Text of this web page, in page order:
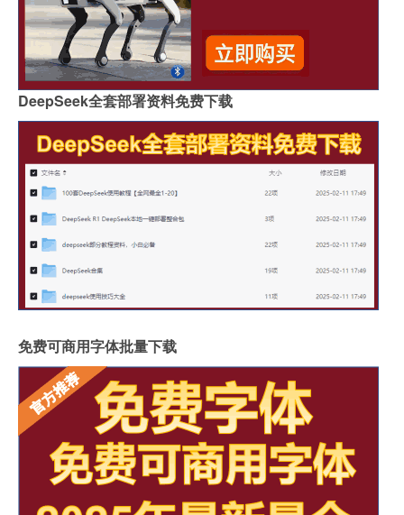
DeepSeek全套部署资料免费下载
免费可商用字体批量下载